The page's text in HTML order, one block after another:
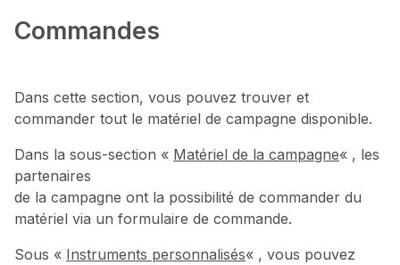
Commandes
Dans cette section, vous pouvez trouver et
commander tout le matériel de campagne disponible.
Dans la sous-section « Matériel de la campagne« , les
partenaires
de la campagne ont la possibilité de commander du
matériel via un formulaire de commande.
Sous « Instruments personnalisés« , vous pouvez